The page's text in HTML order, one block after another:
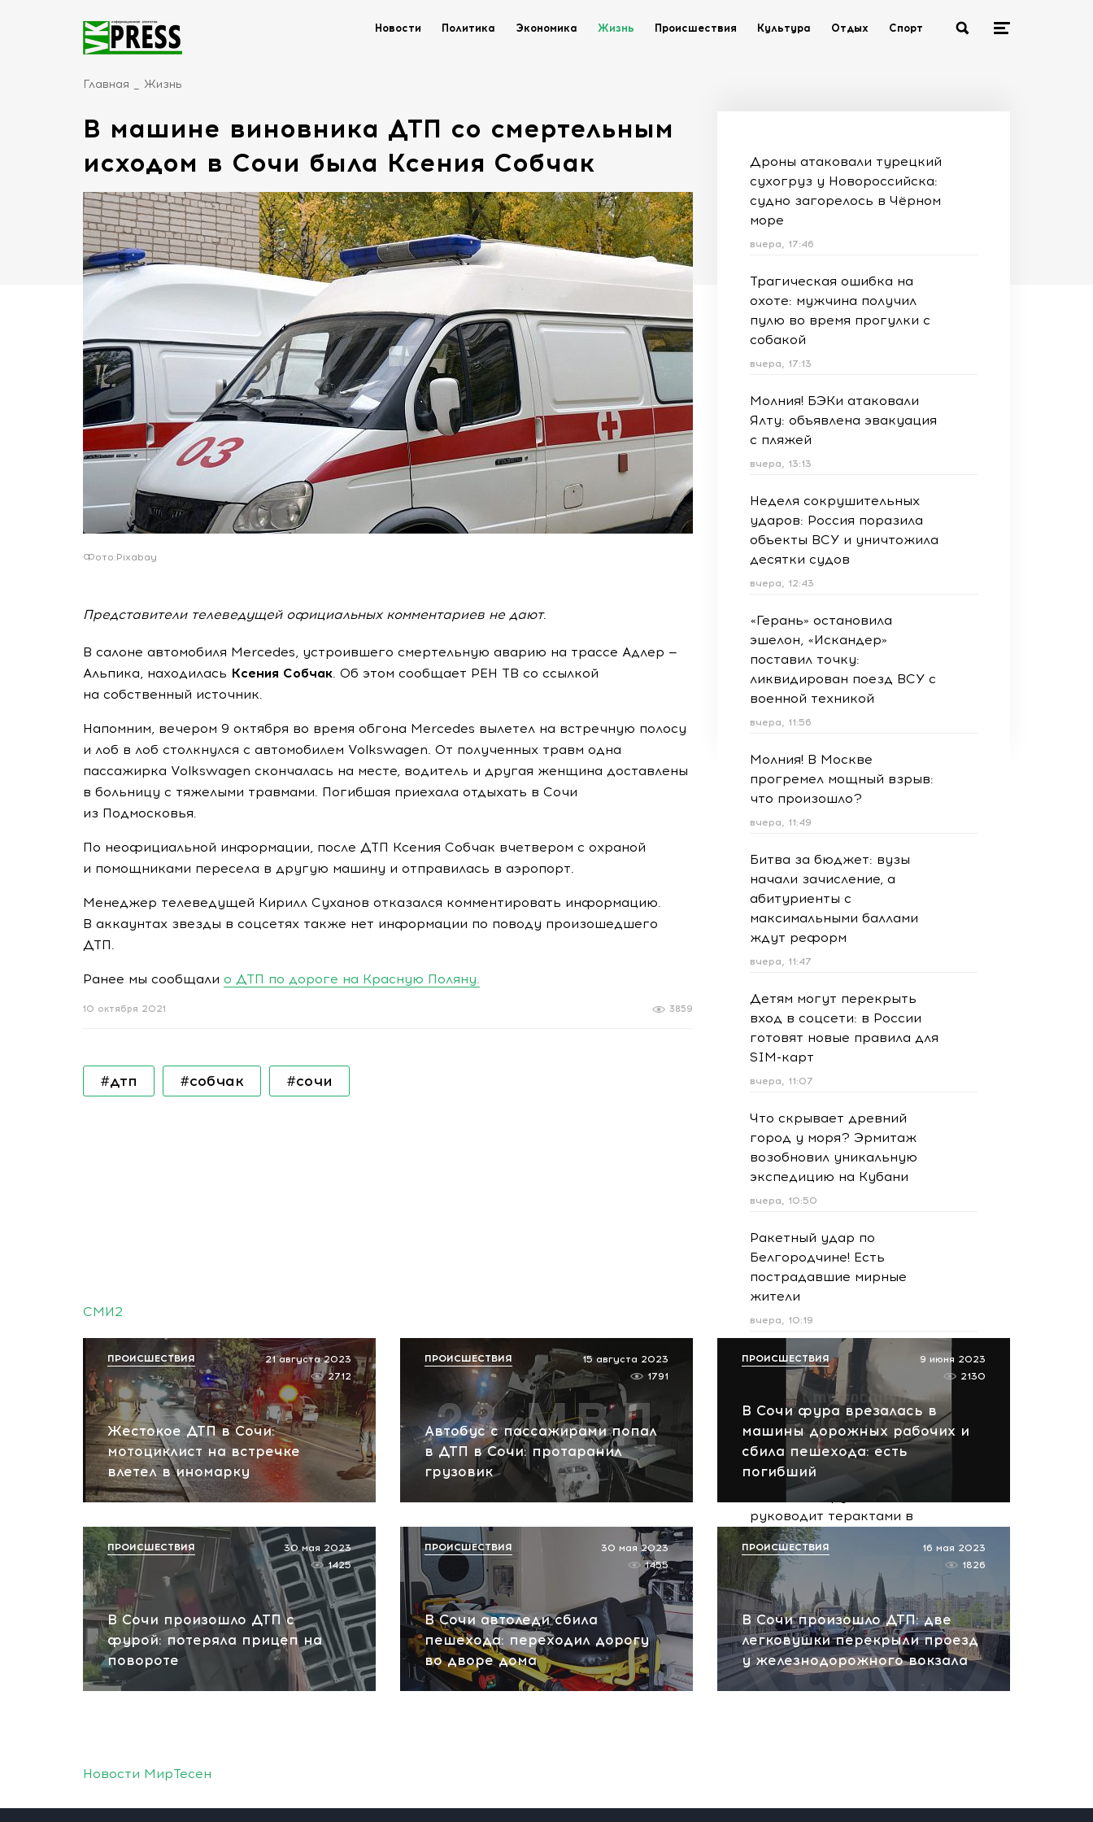
Новости Политика Экономика Жизнь Происшествия Культура Отдых Спорт
Главная Жизнь
В машине виновника ДТП со смертельным
исходом в Сочи была Ксения Собчак
Фото:Pixabay
Представители телеведущей официальных комментариев не дают.
В салоне автомобиля Mercedes, устроившего смертельную аварию на трассе Адлер —
Альпика, находилась Ксения Собчак. Об этом сообщает РЕН ТВ со ссылкой
на собственный источник.
Напомним, вечером 9 октября во время обгона Mercedes вылетел на встречную полосу
и лоб в лоб столкнулся с автомобилем Volkswagen. От полученных травм одна
пассажирка Volkswagen скончалась на месте, водитель и другая женщина доставлены
в больницу с тяжелыми травмами. Погибшая приехала отдыхать в Сочи
из Подмосковья.
По неофициальной информации, после ДТП Ксения Собчак вчетвером с охраной
и помощниками пересела в другую машину и отправилась в аэропорт.
Менеджер телеведущей Кирилл Суханов отказался комментировать информацию.
В аккаунтах звезды в соцсетях также нет информации по поводу произошедшего
ДТП.
Ранее мы сообщали о ДТП по дороге на Красную Поляну.
3859
10 октября 2021
#дтп #собчак #сочи
Дроны атаковали турецкий
сухогруз у Новороссийска:
судно загорелось в Чёрном
море
вчера, 17:46
Трагическая ошибка на
охоте: мужчина получил
пулю во время прогулки с
собакой
вчера, 17:13
Молния! БЭКи атаковали
Ялту: объявлена эвакуация
с пляжей
вчера, 13:13
Неделя сокрушительных
ударов: Россия поразила
объекты ВСУ и уничтожила
десятки судов
вчера, 12:43
«Герань» остановила
эшелон, «Искандер»
поставил точку:
ликвидирован поезд ВСУ с
военной техникой
вчера, 11:56
Молния! В Москве
прогремел мощный взрыв:
что произошло?
вчера, 11:49
Битва за бюджет: вузы
начали зачисление, а
абитуриенты с
максимальными баллами
ждут реформ
вчера, 11:47
Детям могут перекрыть
вход в соцсети: в России
готовят новые правила для
SIM-карт
вчера, 11:07
Что скрывает древний
город у моря? Эрмитаж
возобновил уникальную
экспедицию на Кубани
вчера, 10:50
Ракетный удар по
Белгородчине! Есть
пострадавшие мирные
жители
вчера, 10:19
Срочно! В Геленджике и
Новороссийске громко -
работает ПВО:
рекомендуется уйти с
пляжей
вчера, 10:13
НАТО планирует и
руководит терактами в
России! Сенсационное
заявление хакеров
вчера, 10:07
СМИ2
Жестокое ДТП в Сочи:
мотоциклист на встречке
влетел в иномарку
21 августа 2023
2712
ПРОИСШЕСТВИЯ
Автобус с пассажирами попал
в ДТП в Сочи: протаранил
грузовик
15 августа 2023
1791
ПРОИСШЕСТВИЯ
В Сочи фура врезалась в
машины дорожных рабочих и
сбила пешехода: есть
погибший
9 июня 2023
2130
ПРОИСШЕСТВИЯ
В Сочи произошло ДТП с
фурой: потеряла прицеп на
повороте
30 мая 2023
1425
ПРОИСШЕСТВИЯ
В Сочи автоледи сбила
пешехода: переходил дорогу
во дворе дома
30 мая 2023
1455
ПРОИСШЕСТВИЯ
В Сочи произошло ДТП: две
легковушки перекрыли проезд
у железнодорожного вокзала
16 мая 2023
1826
ПРОИСШЕСТВИЯ
Новости МирТесен